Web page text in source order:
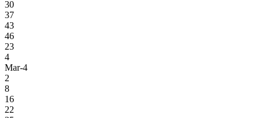
30
37
43
46
23
4
Mar-4
2
8
16
22